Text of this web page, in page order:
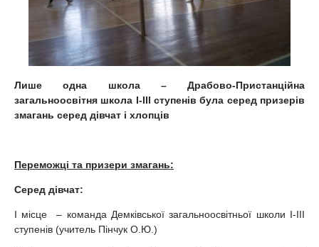
Лише одна школа – Драбово-Пристанційна
загальноосвітня школа І-ІІІ ступенів була серед призерів
змагань серед дівчат і хлопців
Переможці та призери змагань:
Серед дівчат:
І місце – команда Демківської загальноосвітньої школи І-ІІІ
ступенів (учитель Пінчук О.Ю.)